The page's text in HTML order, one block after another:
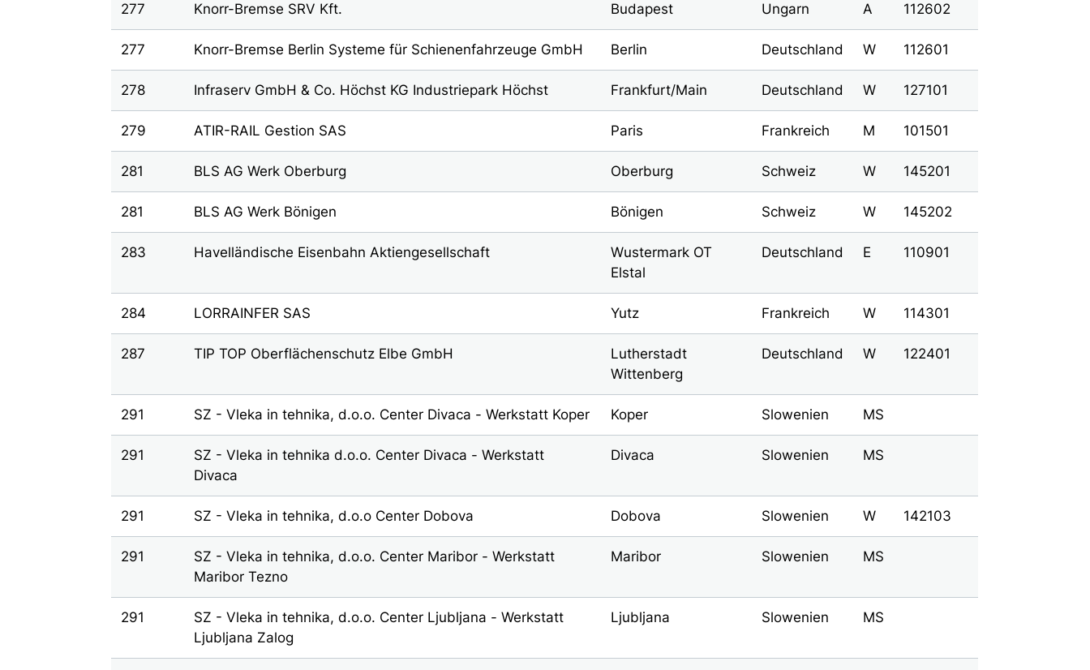
277 Knorr-Bremse SRV Kft. Budapest Ungarn A 112602
277 Knorr-Bremse Berlin Systeme für Schienenfahrzeuge GmbH Berlin Deutschland W 112601
278 Infraserv GmbH & Co. Höchst KG Industriepark Höchst Frankfurt/Main Deutschland W 127101
279 ATIR-RAIL Gestion SAS Paris Frankreich M 101501
281 BLS AG Werk Oberburg Oberburg Schweiz W 145201
281 BLS AG Werk Bönigen Bönigen Schweiz W 145202
283 Havelländische Eisenbahn Aktiengesellschaft
Wustermark OT
Elstal
Deutschland E 110901
284 LORRAINFER SAS Yutz Frankreich W 114301
287 TIP TOP Oberflächenschutz Elbe GmbH
Lutherstadt
Wittenberg
Deutschland W 122401
291 SZ - Vleka in tehnika, d.o.o. Center Divaca - Werkstatt Koper Koper Slowenien MS
291
SZ - Vleka in tehnika d.o.o. Center Divaca - Werkstatt
Divaca
Divaca Slowenien MS
291 SZ - Vleka in tehnika, d.o.o Center Dobova Dobova Slowenien W 142103
291
SZ - Vleka in tehnika, d.o.o. Center Maribor - Werkstatt
Maribor Tezno
Maribor Slowenien MS
291
SZ - Vleka in tehnika, d.o.o. Center Ljubljana - Werkstatt
Ljubljana Zalog
Ljubljana Slowenien MS